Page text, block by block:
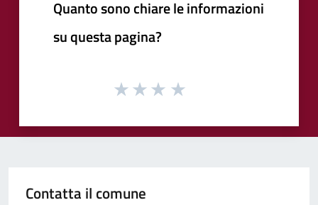
Quanto sono chiare le informazioni
su questa pagina?
Contatta il comune